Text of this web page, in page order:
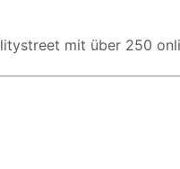
mit über 250